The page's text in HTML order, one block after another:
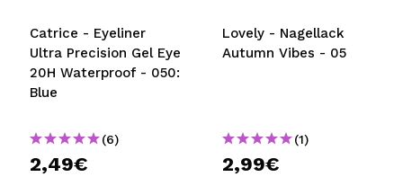
Catrice - Eyeliner
Ultra Precision Gel Eye
20H Waterproof - 050:
Blue
(6)
2,49€
Lovely - Nagellack
Autumn Vibes - 05
(1)
2,99€